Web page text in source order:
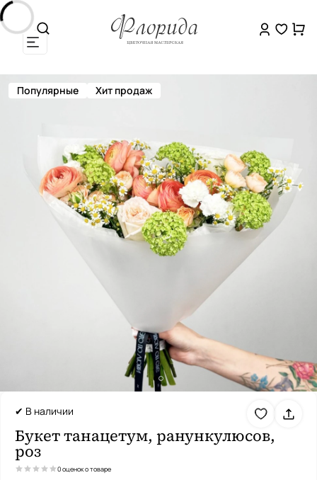
Популярные Хит продаж
✔ В наличии
Букет танацетум, ранункулюсов,
роз
0 оценок о товаре